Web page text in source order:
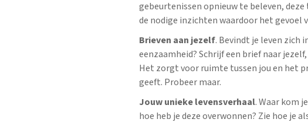
gebeurtenissen opnieuw te beleven,
de nodige inzichten waardoor het gevoel
Brieven aan jezelf. Bevindt je leven
eenzaamheid? Schrijf een brief naar
Het zorgt voor ruimte tussen jou en het
geeft. Probeer maar.
Jouw unieke levensverhaal. Waar kom
hoe heb je deze overwonnen? Zie hoe je